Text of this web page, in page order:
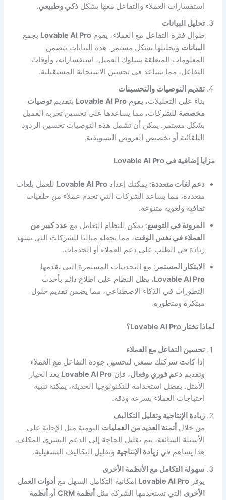
استفسارات العملاء والتفاعل معها بشكلذكي وطبيعي.
تحليل البيانات
طوال فترة التفاعل مع العملاء، يقومLovable AI Pro بجمع
البيانات وتحليلها بشكل مستمر. هذه البيانات تتضمن
المعلومات المتعلقة بسلوك العميل، استفساراته، وأوقات
التفاعل، مما يساعد في تحسين الاستجابة المستقبلية.
تقديم التوصيات والتحسينات
بناءً على التحليلات، يقومLovable AI Pro بتقديمتوصيات
مخصصة للشركات، مما يساعدها على تحسين تجربة العميل
بشكل مستمر. يمكن أن تشمل هذه التوصيات تحسين الردود
التلقائية أو تخصيص العروض التسويقية.
مزايا إضافية في Lovable AI Pro
دعم لغات متعددة: يمكنك إعدادLovable AI Pro للعمل بلغات
متعددة، مما يساعد الشركات التي تخدم عملاء من خلفيات
ثقافية ولغوية متنوعة.
المرونة في التوسع: يمكن للنظام التعامل مع عدد كبير من
العملاء في نفس الوقت، مما يجعله مثاليًا للشركات التي تشهد
زيادة في الطلب على دعم العملاء أو الخدمات.
الابتكار المستمر : مع التحديثات المستمرة التي يقدمها
Lovable AI Pro، يظل النظام على اطلاع دائم بأحدث
التطورات في الذكاء الاصطناعي، مما يضمن تقديم حلول
مبتكرة ومتطورة.
لماذا تختار Lovable AI Pro؟
تحسين التفاعل مع العملاء
إذا كانت شركتك تسعى لتحسين جودة التفاعل مع العملاء
وتقديمدعم فوري وفعال، فإنLovable AI Pro يعد الخيار
الأمثل. بفضل استخدامه للتكنولوجيا الحديثة، يمكنه تلبية
احتياجات العملاء بسرعة ودقة.
زيادة الإنتاجية وتقليل التكاليف
من خلال أتمتة العديد من العمليات اليومية مثل الإجابة على
الأسئلة الشائعة، يتم تقليل الحاجة إلى الدعم البشري المكلف.
هذا يساهم فيزيادة الإنتاجية وتقليل التكاليف التشغيلية.
سهولة التكامل مع الأنظمة الأخرى
يوفرLovable AI Pro إمكانية التكامل السهل مع أدوات العمل
الأخرى التي تستخدمها الشركة مثل أنظمة CRM أو أنظمة